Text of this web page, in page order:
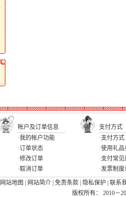
帐户及订单信息
支付方式
·我的帐户功能
·订单状态
·修改订单
·取消订单
·支付方式
·使用礼品
·支付常
·发票制
网站地图
网站简介 免责条款 隐私保护
联系
版权所有： 2010－